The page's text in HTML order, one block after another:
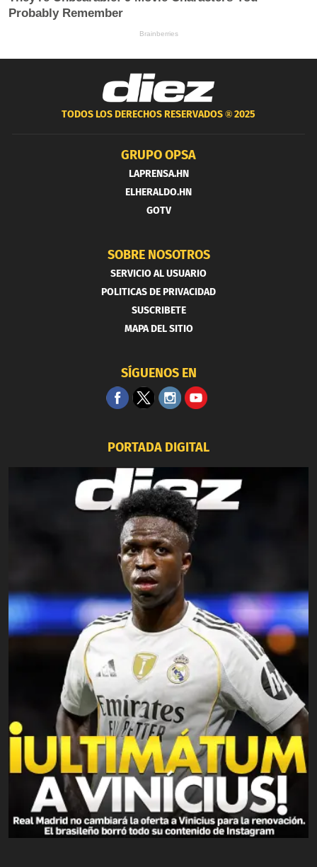
TODOS LOS DERECHOS RESERVADOS ®2025
GRUPO OPSA
LAPRENSA.HN
ELHERALDO.HN
GOTV
SOBRE NOSOTROS
SERVICIO AL USUARIO
POLITICAS DE PRIVACIDAD
SUSCRIBETE
MAPA DEL SITIO
SÍGUENOS EN
PORTADA DIGITAL